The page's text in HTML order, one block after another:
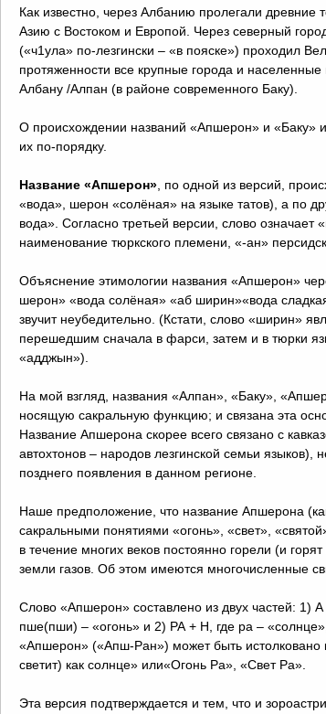
Как известно, через Албанию пролегали
Азию с Востоком и Европой. Через северный
(«ч1ула» по-лезгински – «в пояске») проходил
протяженности все крупные города и
Албану /Алпан (в районе современного Баку).
О происхождении названий «Апшерон» и «Баку»
их по-порядку.
Название «Апшерон» , по одной из версий,
«вода», шерон «солёная» на языке татов), а по
вода». Согласно третьей версии, слово
наименование тюркского племени, «-ан»
Объяснение этимологии названия «Апшерон»
шерон» «вода солёная» «аб ширин»«вода
звучит неубедительно. (Кстати, слово «ширин»
перешедшим сначала в фарси, затем и в тюрки
«адджын»).
На мой взгляд, названия «Алпан», «Баку»,
носящую сакральную функцию; и связана эта
Название Апшерона скорее всего связано с
автохтонов – народов лезгинской семьи
позднего появления в данном регионе.
Наше предположение, что название Апшерона
сакральными понятиями «огонь», «свет»,
в течение многих веков постоянно горели (и
земли газов. Об этом имеются многочисленные
Слово «Апшерон» составлено из двух частей: 1)
пше(пши) – «огонь» и 2) РА + Н, где ра –
«Апшерон» («Апш-Ран») может быть истолковано
светит) как солнце» или«Огонь Ра», «Свет Ра».
Эта версия подтверждается и тем, что и